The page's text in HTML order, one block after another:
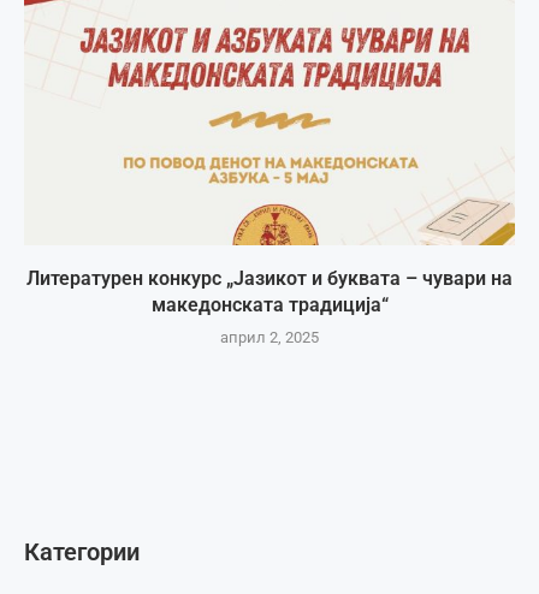
Литературен конкурс „Јазикот и буквата – чувари на
македонската традиција“
април 2, 2025
Категории